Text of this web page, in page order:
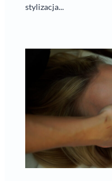
stylizacja...